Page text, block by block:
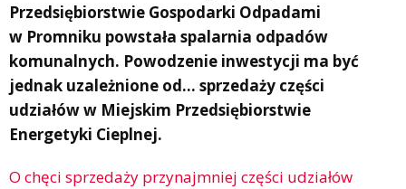
Przedsiębiorstwie Gospodarki Odpadami
w Promniku powstała spalarnia odpadów
komunalnych. Powodzenie inwestycji ma być
jednak uzależnione od… sprzedaży części
udziałów w Miejskim Przedsiębiorstwie
Energetyki Cieplnej.
O chęci sprzedaży przynajmniej części udziałów